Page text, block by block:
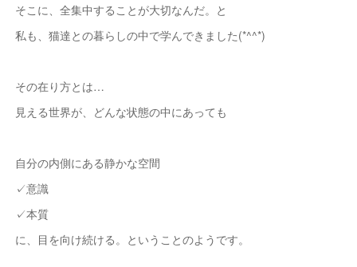
そこに、全集中することが大切なんだ。と
私も、猫達との暮らしの中で学んできました(*^^*)
その在り方とは…
見える世界が、どんな状態の中にあっても
自分の内側にある静かな空間
✓意識
✓本質
に、目を向け続ける。ということのようです。